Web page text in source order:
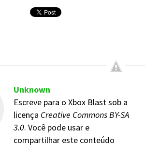
Unknown
Escreve para o Xbox Blast sob a
licença Creative Commons BY-SA
3.0. Você pode usar e
compartilhar este conteúdo